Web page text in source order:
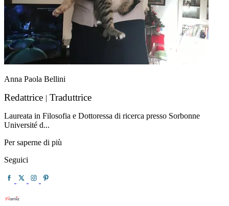
Anna Paola Bellini
Redattrice | Traduttrice
Laureata in Filosofia e Dottoressa di ricerca presso Sorbonne
Université d...
Per saperne di più
Seguici